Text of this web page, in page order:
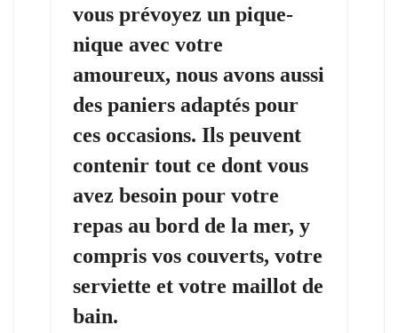
vous prévoyez un pique-
nique avec votre
amoureux, nous avons aussi
des paniers adaptés pour
ces occasions. Ils peuvent
contenir tout ce dont vous
avez besoin pour votre
repas au bord de la mer, y
compris vos couverts, votre
serviette et votre maillot de
bain.